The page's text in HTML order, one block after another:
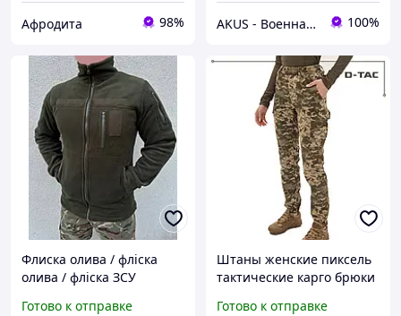
Афродита 98% AKUS - Военная одежда и амуниция 100%
Флиска олива / фліска
олива / фліска ЗСУ
Готово к отправке
Штаны женские пиксель
тактические карго брюки
Готово к отправке